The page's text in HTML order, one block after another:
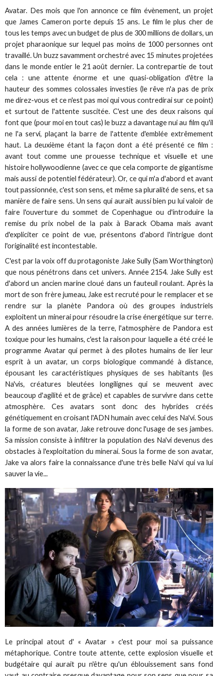
Avatar. Des mois que l'on annonce ce film évènement, un projet
que James Cameron porte depuis 15 ans. Le film le plus cher de
tous les temps avec un budget de plus de 300 millions de dollars, un
projet pharaonique sur lequel pas moins de 1000 personnes ont
travaillé. Un buzz savamment orchestré avec 15 minutes projetées
dans le monde entier le 21 août dernier. La contrepartie de tout
cela : une attente énorme et une quasi-obligation d'être la
hauteur des sommes colossales investies (le rêve n'a pas de prix
me direz-vous et ce n'est pas moi qui vous contredirai sur ce point)
et surtout de l'attente suscitée. C'est une des deux raisons qui
font que (pour moi en tout cas) le buzz a davantage nui au film qu'il
ne l'a servi, plaçant la barre de l'attente d'emblée extrêmement
haut. La deuxième étant la façon dont a été présenté ce film :
avant tout comme une prouesse technique et visuelle et une
histoire hollywoodienne (avec ce que cela comporte de gigantisme
mais aussi de potentiel fédérateur). Or, ce qui m'a d'abord et avant
tout passionnée, c'est son sens, et même sa pluralité de sens, et sa
manière de faire sens. Un sens qui aurait aussi bien pu lui valoir de
faire l'ouverture du sommet de Copenhague ou d'introduire la
remise du prix nobel de la paix à Barack Obama mais avant
d'expliciter ce point de vue, présentons d'abord l'intrigue dont
l'originalité est incontestable.
C'est par la voix off du protagoniste Jake Sully (Sam Worthington)
que nous pénétrons dans cet univers. Année 2154. Jake Sully est
d'abord un ancien marine cloué dans un fauteuil roulant. Après la
mort de son frère jumeau, Jake est recruté pour le remplacer et se
rendre sur la planète Pandora où des groupes industriels
exploitent un minerai pour résoudre la crise énergétique sur terre.
A des années lumières de la terre, l'atmosphère de Pandora est
toxique pour les humains, c'est la raison pour laquelle a été créé le
programme Avatar qui permet à des pilotes humains de lier leur
esprit à un avatar, un corps biologique commandé à distance,
épousant les caractéristiques physiques de ses habitants (les
Na'vis, créatures bleutées longilignes qui se meuvent avec
beaucoup d'agilité et de grâce) et capables de survivre dans cette
atmosphère. Ces avatars sont donc des hybrides créés
génétiquement en croisant l'ADN humain avec celui des Na'vi. Sous
la forme de son avatar, Jake retrouve donc l'usage de ses jambes.
Sa mission consiste à infiltrer la population des Na'vi devenus des
obstacles à l'exploitation du minerai. Sous la forme de son avatar,
Jake va alors faire la connaissance d'une très belle Na'vi qui va lui
sauver la vie...
Le principal atout d' « Avatar » c'est pour moi sa puissance
métaphorique. Contre toute attente, cette explosion visuelle et
budgétaire qui aurait pu n'être qu'un éblouissement sans fond